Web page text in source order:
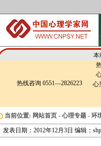
本
热线咨询 0551—2826223
心
当前位置: 网站首页 - 心理专题 - 环
发表日期：2012年12月3日 编辑：